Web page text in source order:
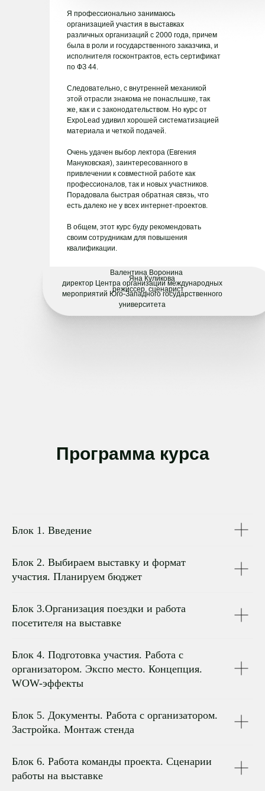
Я профессионально занимаюсь
организацией участия в выставках
различных организаций с 2000 года, причем
была в роли и государственного заказчика, и
исполнителя госконтрактов, есть сертификат
по ФЗ 44.
Следовательно, с внутренней механикой
этой отрасли знакома не понаслышке, так
же, как и с законодательством. Но курс от
ExpoLead удивил хорошей систематизацией
материала и четкой подачей.
Очень удачен выбор лектора (Евгения
Мануковская), заинтересованного в
привлечении к совместной работе как
профессионалов, так и новых участников.
Порадовала быстрая обратная связь, что
есть далеко не у всех интернет-проектов.
В общем, этот курс буду рекомендовать
своим сотрудникам для повышения
квалификации.
Валентина Воронина
директор Центра организации международных
мероприятий Юго-Западного государственного
университета
Яна Куликова
режиссер, сценарист
Программа курса
Блок 1. Введение
Блок 2. Выбираем выставку и формат
участия. Планируем бюджет
Блок 3.Организация поездки и работа
посетителя на выставке
Блок 4. Подготовка участия. Работа с
организатором. Экспо место. Концепция.
WOW-эффекты
Блок 5. Документы. Работа с организатором.
Застройка. Монтаж стенда
Блок 6. Работа команды проекта. Сценарии
работы на выставке